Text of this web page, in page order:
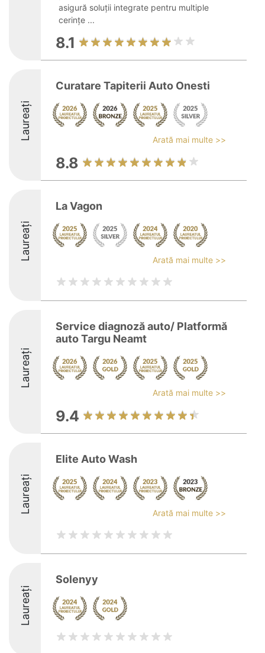
asigură soluții integrate pentru multiple
cerințe ...
8.1
Laureați
Curatare Tapiterii Auto Onesti
Arată mai multe >>
8.8
Laureați
La Vagon
Arată mai multe >>
Laureați
Service diagnoză auto/ Platformă
auto Targu Neamt
Arată mai multe >>
9.4
Laureați
Elite Auto Wash
Arată mai multe >>
Laureați
Solenyy